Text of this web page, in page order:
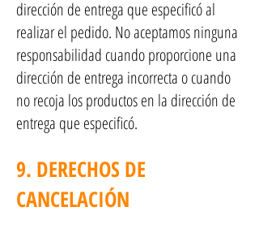
dirección de entrega que especificó al
realizar el pedido. No aceptamos ninguna
responsabilidad cuando proporcione una
dirección de entrega incorrecta o cuando
no recoja los productos en la dirección de
entrega que especificó.
9. DERECHOS DE
CANCELACIÓN